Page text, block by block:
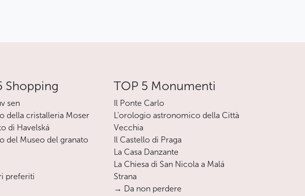
Shopping
sen
della cristalleria Moser
di Havelská
del Museo del granato
preferiti
TOP 5 Monumenti
Il Ponte Carlo
L’orologio astronomico della Città
Vecchia
Il Castello di Praga
La Casa Danzante
La Chiesa di San Nicola a Malá
Strana
→ Da non perdere